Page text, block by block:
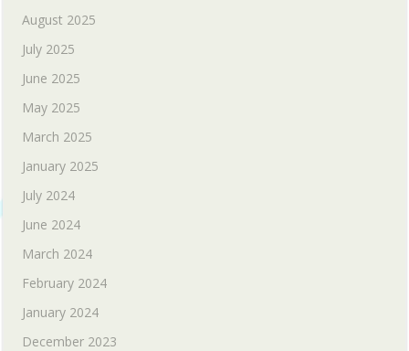
August 2025
July 2025
June 2025
May 2025
March 2025
January 2025
July 2024
June 2024
March 2024
February 2024
January 2024
December 2023